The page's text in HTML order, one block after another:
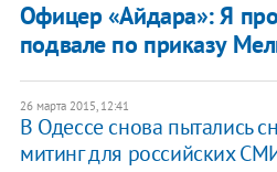
Офицер «Айдара»: Я
подвале по приказу
26 марта 2015, 12:41
В Одессе снова пытались
митинг для российских